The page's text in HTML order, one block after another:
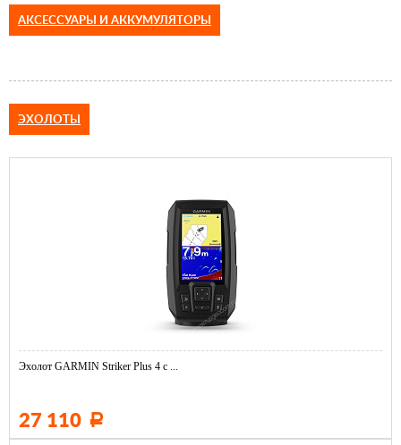
АКСЕССУАРЫ И АККУМУЛЯТОРЫ
ЭХОЛОТЫ
Эхолот GARMIN Striker Plus 4 с ...
27 110 Р